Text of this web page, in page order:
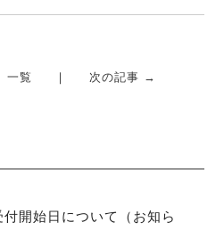
一覧 次の記事 →
開始日について（お知ら